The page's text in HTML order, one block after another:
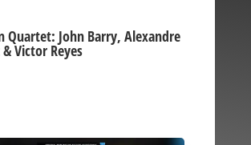
Quartet: John Barry, Alexandre
Victor Reyes